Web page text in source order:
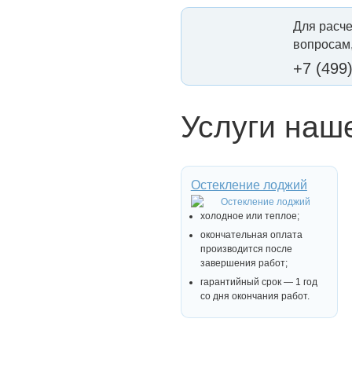
Для
+7
Услуги
Остекление лоджий
холодное или теплое;
окончательная оплата
производится после
завершения работ;
гарантийный срок — 1 год
со дня окончания работ.